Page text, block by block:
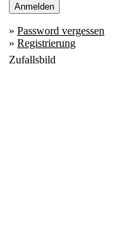
» Password vergessen
» Registrierung
Zufallsbild